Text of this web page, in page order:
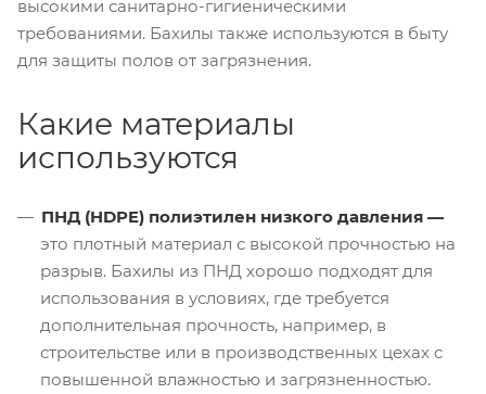
высокими санитарно-гигиеническими
требованиями. Бахилы также используются в быту
для защиты полов от загрязнения.
Какие материалы
используются
ПНД (HDPE) полиэтилен низкого давления —
это плотный материал с высокой прочностью на
разрыв. Бахилы из ПНД хорошо подходят для
использования в условиях, где требуется
дополнительная прочность, например, в
строительстве или в производственных цехах с
повышенной влажностью и загрязненностью.